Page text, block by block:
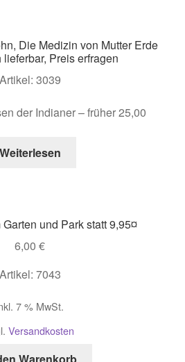
Die Medizin von Mutter Erde
Preis erfragen
Artikel: 3039
der Indianer – früher 25,00
Weiterlesen
und Park statt 9,95¤
6,00 €
Artikel: 7043
7 % MwSt.
Versandkosten